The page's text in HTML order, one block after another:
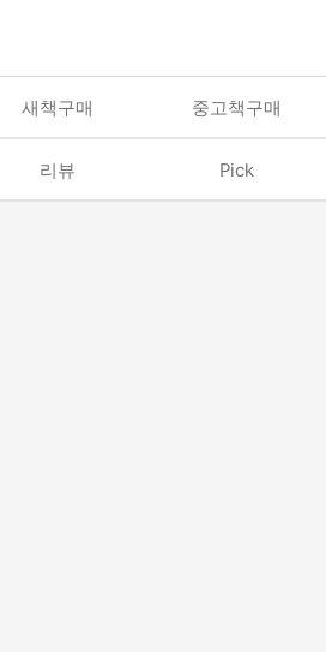
새책구매 중고책구매
리뷰 Pick